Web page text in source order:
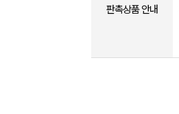
판촉상품 안내